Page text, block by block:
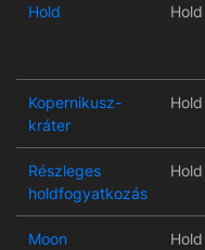
Hold Hold
Kopernikusz-
kráter
Hold
Részleges
holdfogyatkozás
Hold
Moon Hold